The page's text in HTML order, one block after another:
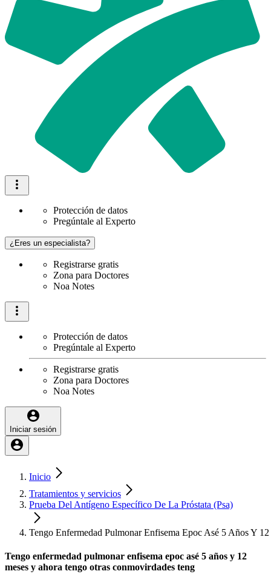
Protección de datos
Pregúntale al Experto
¿Eres un especialista?
Registrarse gratis
Zona para Doctores
Noa Notes
Protección de datos
Pregúntale al Experto
Registrarse gratis
Zona para Doctores
Noa Notes
Iniciar sesión
Inicio
Tratamientos y servicios
Prueba Del Antígeno Específico De La Próstata (Psa)
Tengo Enfermedad Pulmonar Enfisema Epoc Asé 5 Años Y
Tengo enfermedad pulmonar enfisema epoc asé 5 años y 12
meses y ahora tengo otras conmovirdades teng